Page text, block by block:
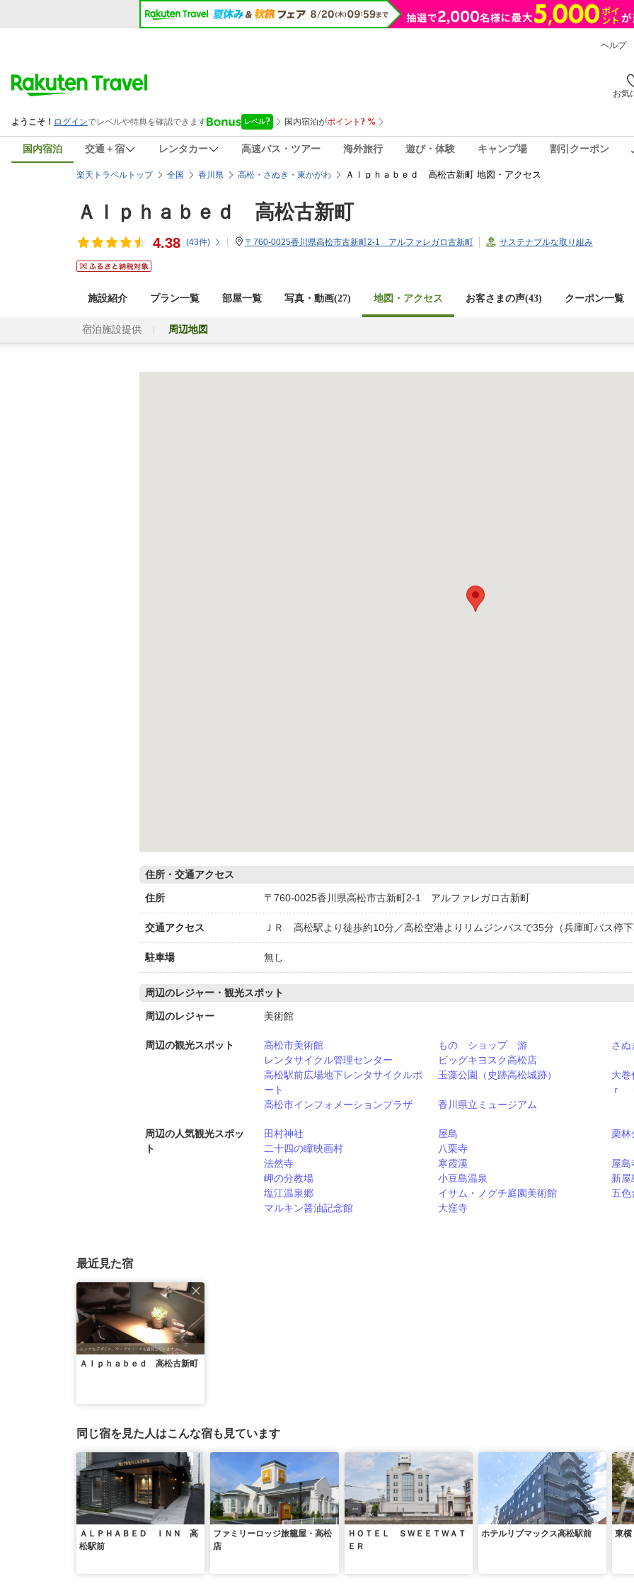
ヘルプ
お気
国内宿泊 交通＋宿 レンタカー 高速バス・ツアー 海外旅行 遊び・体験 キャンプ場 割引クーポン
楽天トラベルトップ 全国 香川県 高松・さぬき・東かがわ Ａｌｐｈａｂｅｄ 高松古新町 地図・アクセス
Ａｌｐｈａｂｅｄ 高松古新町
4.38 (43件) 〒760-0025香川県高松市古新町2-1 アルファレガロ古新町 サステナブルな取り組み
施設紹介 プラン一覧 部屋一覧 写真・動画(27) 地図・アクセス お客さまの声(43) クーポン一覧
宿泊施設提供 周辺地図
住所・交通アクセス
住所 〒760-0025香川県高松市古新町2-1 アルファレガロ古新町
交通アクセス ＪＲ 高松駅より徒歩約10分／高松空港よりリムジンバスで35分（兵庫町バス停下
駐車場 無し
周辺のレジャー・観光スポット
周辺のレジャー 美術館
周辺の観光スポット 高松市美術館 もの ショップ 游
さ
レンタサイクル管理センター
ビッグキヨスク高松店
高松駅前広場地下レンタサイクルポ
ート
玉藻公園（史跡高松城跡）
大
ｒ
高松市インフォメーションプラザ
香川県立ミュージアム
周辺の人気観光スポッ
ト
田村神社 屋島
栗林
二十四の瞳映画村
八栗寺
法然寺
寒霞溪
屋島
岬の分教場
小豆島温泉
新屋
塩江温泉郷
イサム・ノグチ庭園美術館
五色
マルキン醤油記念館
大窪寺
最近見た宿
Ａｌｐｈａｂｅｄ 高松古新町
同じ宿を見た人はこんな宿も見ています
ＡＬＰＨＡＢＥＤ ＩＮＮ 高
松駅前
ファミリーロッジ旅籠屋・高松
店
ＨＯＴＥＬ ＳＷＥＥＴＷＡＴ
ＥＲ
ホテルリブマックス高松駅前 東横